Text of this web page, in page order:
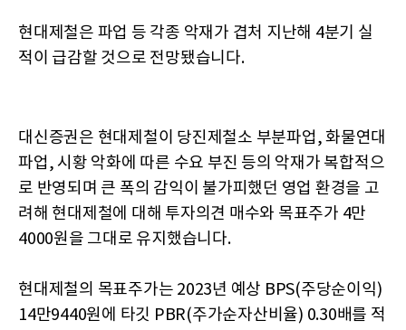
현대제철은 파업 등 각종 악재가 겹처 지난해 4분기 실
적이 급감할 것으로 전망됐습니다.
대신증권은 현대제철이 당진제철소 부분파업, 화물연대
파업, 시황 악화에 따른 수요 부진 등의 악재가 복합적으
로 반영되며 큰 폭의 감익이 불가피했던 영업 환경을 고
려해 현대제철에 대해 투자의견 매수와 목표주가 4만
4000원을 그대로 유지했습니다.
현대제철의 목표주가는 2023년 예상 BPS(주당순이익)
14만9440원에 타깃 PBR(주가순자산비율) 0.30배를 적